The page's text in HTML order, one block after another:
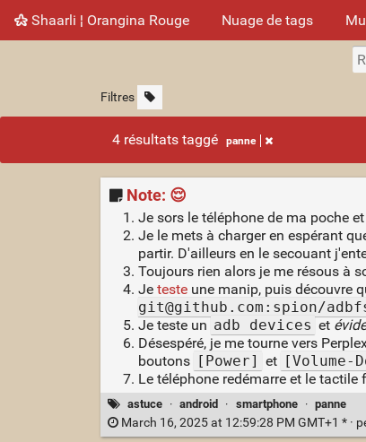
Shaarli ¦ Orangina Rouge Nuage de tags
Filtres
4 résultats taggé panne
Note: 😌
Je sors le téléphone de ma poche
Je le mets à charger en espérant
partir. D'ailleurs en le secouant
Toujours rien alors je me résous à
Je testeune manip, puis découvre
git@github.com:spion/
Je teste un adb devices et
Désespéré, je me tourne vers
boutons [Power] et [Volume-
Le téléphone redémarre et le tactile
astuce · android · smartphone · panne
March 16, 2025 at 12:59:28 PM GMT+1 * ·